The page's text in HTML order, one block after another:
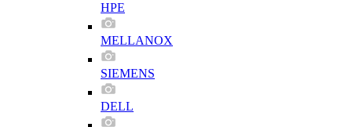
HPE
MELLANOX
SIEMENS
DELL